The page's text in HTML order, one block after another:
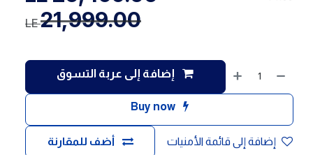
إضافة إلى عربة التسوق
Buy now
أضف للمقارنة إضافة إلى قائمة الأمنيات
21,999.00
LE